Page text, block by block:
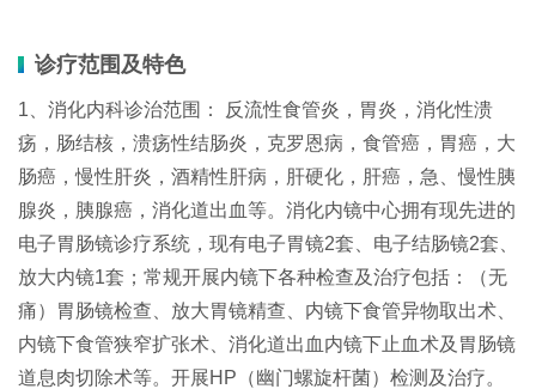
诊疗范围及特色
1、消化内科诊治范围： 反流性食管炎，胃炎，消化性溃
疡，肠结核，溃疡性结肠炎，克罗恩病，食管癌，胃癌，大
肠癌，慢性肝炎，酒精性肝病，肝硬化，肝癌，急、慢性胰
腺炎，胰腺癌，消化道出血等。消化内镜中心拥有现先进的
电子胃肠镜诊疗系统，现有电子胃镜2套、电子结肠镜2套、
放大内镜1套；常规开展内镜下各种检查及治疗包括：（无
痛）胃肠镜检查、放大胃镜精查、内镜下食管异物取出术、
内镜下食管狭窄扩张术、消化道出血内镜下止血术及胃肠镜
道息肉切除术等。开展HP（幽门螺旋杆菌）检测及治疗。